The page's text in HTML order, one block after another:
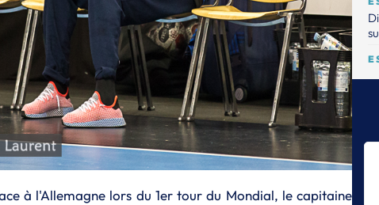
à l'Allemagne lors du 1er tour du Mondial, le capitaine